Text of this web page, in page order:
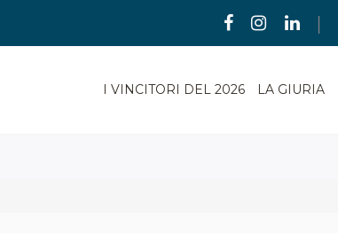
|
I VINCITORI DEL 2026 LA GIURIA